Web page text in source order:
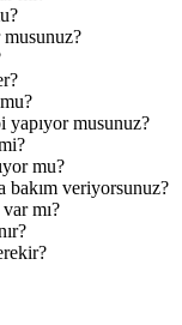
yapıyor musunuz?
mu?
bakım veriyorsunuz?
mı?